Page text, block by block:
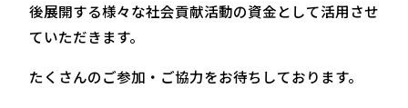
後展開する様々な社会貢献活動の資金として活用させ
ていただきます。
たくさんのご参加・ご協力をお待ちしております。